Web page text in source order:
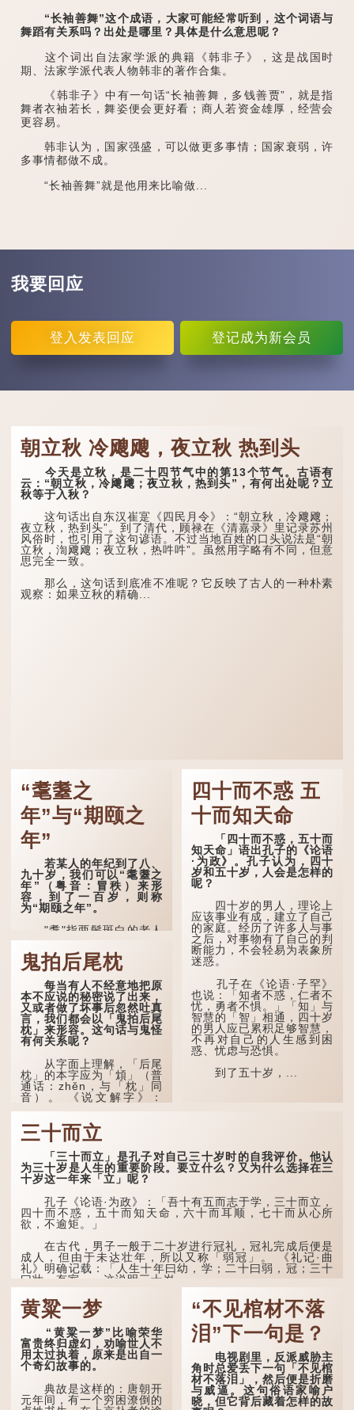
“长袖善舞”这个成语，大家可能经常听到，这个词语与
舞蹈有关系吗？出处是哪里？具体是什么意思呢？
这个词出自法家学派的典籍《韩非子》，这是战国时
期、法家学派代表人物韩非的著作合集。
《韩非子》中有一句话“长袖善舞，多钱善贾”，就是指
舞者衣袖若长，舞姿便会更好看；商人若资金雄厚，经营会
更容易。
韩非认为，国家强盛，可以做更多事情；国家衰弱，许
多事情都做不成。
“长袖善舞”就是他用来比喻做...
我要回应
登入 发表回应 登记成为新会员
朝立秋 冷飕飕，夜立秋 热到头
今天是立秋，是二十四节气中的第13个节气。古语有
云：“朝立秋，冷飕飕；夜立秋，热到头”，有何出处呢？立
秋等于入秋？
这句话出自东汉崔寔《四民月令》：“朝立秋，冷飕飕；
夜立秋，热到头”。到了清代，顾禄在《清嘉录》里记录苏州
风俗时，也引用了这句谚语。不过当地百姓的口头说法是“朝
立秋，渹飕飕；夜立秋，热吽吽”。虽然用字略有不同，但意
思完全一致。
那么，这句话到底准不准呢？它反映了古人的一种朴素
观察：如果立秋的精确...
“耄耋之
年”与“期颐之
年”
若某人的年纪到了八、
九十岁，我们可以“耄耋之
年”（粤音：冒秩）来形
容，到了一百岁，则称
为“期颐之年”。
"耄"指两鬓斑白的老人
家，亦含有思想紊乱的意
思；"耋"更有跌倒的意思，
也是用来形容老人家的。
曹操《对酒歌》就曾写
道："耄耋皆得以寿终，恩
泽广及草木昆虫。"
到了一百岁呢？
颐"。 《礼记.曲礼
上》："百年曰期颐。"郑玄
注："期，犹要也；颐，养
也。不知衣服食味，孝子要
尽养...
鬼拍后尾枕
每当有人不经意地把原
本不应说的秘密说了出来，
又或者做了坏事后忽然吐真
言，我们都会以「鬼拍后尾
枕」来形容。这句话与鬼怪
有何关系呢？
从字面上理解，「后尾
枕」的本字应为「䪴」（普
通话：zhěn，与「枕」同
音）。 《说文解字》：
后部与枕头接触的地方。
民间流传有一种说法，
人会将一些不欲为人所知的
记忆藏于颈后之处。如果忽
然吐真言，就好像被不明东
西（如鬼魂）在后脑拍了一
下，藏在脑中的秘密便脱口
而出。
因此...
四十而不惑 五
十而知天命
「四十而不惑，五十而
知天命」语出孔子的《论语
·为政》。孔子认为，四十
岁和五十岁，人会是怎样的
呢？
四十岁的男人，理论上
应该事业有成，建立了自己
的家庭。经历了许多人与事
之后，对事物有了自己的判
断能力，不会轻易为表象所
迷惑。
孔子在《论语·子罕》
也说：「知者不惑，仁者不
忧，勇者不惧。」「知」与
智慧的「智」相通，四十岁
的男人应已累积足够智慧，
不再对自己的人生感到困
惑、忧虑与恐惧。
到了五十岁，...
三十而立
「三十而立」是孔子对自己三十岁时的自我评价。他认
为三十岁是人生的重要阶段。要立什么？又为什么选择在三
十岁这一年来「立」呢？
孔子《论语·为政》：「吾十有五而志于学，三十而立，
四十而不惑，五十而知天命，六十而耳顺，七十而从心所
欲，不逾矩。」
在古代，男子一般于二十岁进行冠礼，冠礼完成后便是
成人，但由于未达壮年，所以又称「弱冠」。 《礼记·曲
礼》明确记载：「人生十年曰幼，学；二十曰弱，冠；三十
曰壮，有室。」这说明三十岁...
黄粱一梦
“黄粱一梦”比喻荣华
富贵终归虚幻，劝喻世人不
用太过执着，原来是出自一
个奇幻故事的。
典故是这样的：唐朝开
元年间，有一个穷困潦倒的
“不见棺材不落
泪”下一句是？
电视剧里，反派威胁主
角时总爱丢下一句「不见棺
材不落泪」，然后便是折磨
与威逼。这句俗语家喻户
晓，但它背后藏着怎样的故